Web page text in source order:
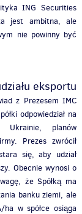
ING Securities
jest ambitna, ale
nie powinny być
eksportu
z Prezesem IMC
odpowiedział na
Ukrainie, planów
Prezes zwrócił
się, aby udział
Obecnie wynosi o
że Spółką ma
banku ziemi, ale
w spółce osiąga